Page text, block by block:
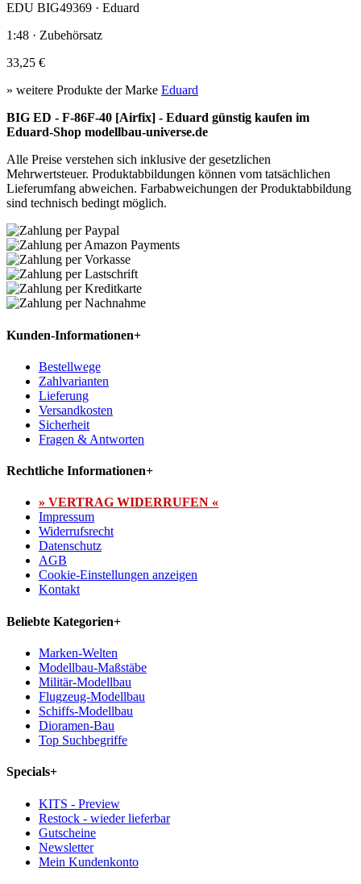
EDU BIG49369 · Eduard
1:48 · Zubehörsatz
33,25 €
» weitere Produkte der Marke Eduard
BIG ED - F-86F-40 [Airfix] - Eduard günstig kaufen im
Eduard-Shop modellbau-universe.de
Alle Preise verstehen sich inklusive der gesetzlichen
Mehrwertsteuer. Produktabbildungen können vom tatsächlichen
Lieferumfang abweichen. Farbabweichungen der Produktabbildung
sind technisch bedingt möglich.
Kunden-Informationen+
Bestellwege
Zahlvarianten
Lieferung
Versandkosten
Sicherheit
Fragen & Antworten
Rechtliche Informationen+
» VERTRAG WIDERRUFEN «
Impressum
Widerrufsrecht
Datenschutz
AGB
Cookie-Einstellungen anzeigen
Kontakt
Beliebte Kategorien+
Marken-Welten
Modellbau-Maßstäbe
Militär-Modellbau
Flugzeug-Modellbau
Schiffs-Modellbau
Dioramen-Bau
Top Suchbegriffe
Specials+
KITS - Preview
Restock - wieder lieferbar
Gutscheine
Newsletter
Mein Kundenkonto